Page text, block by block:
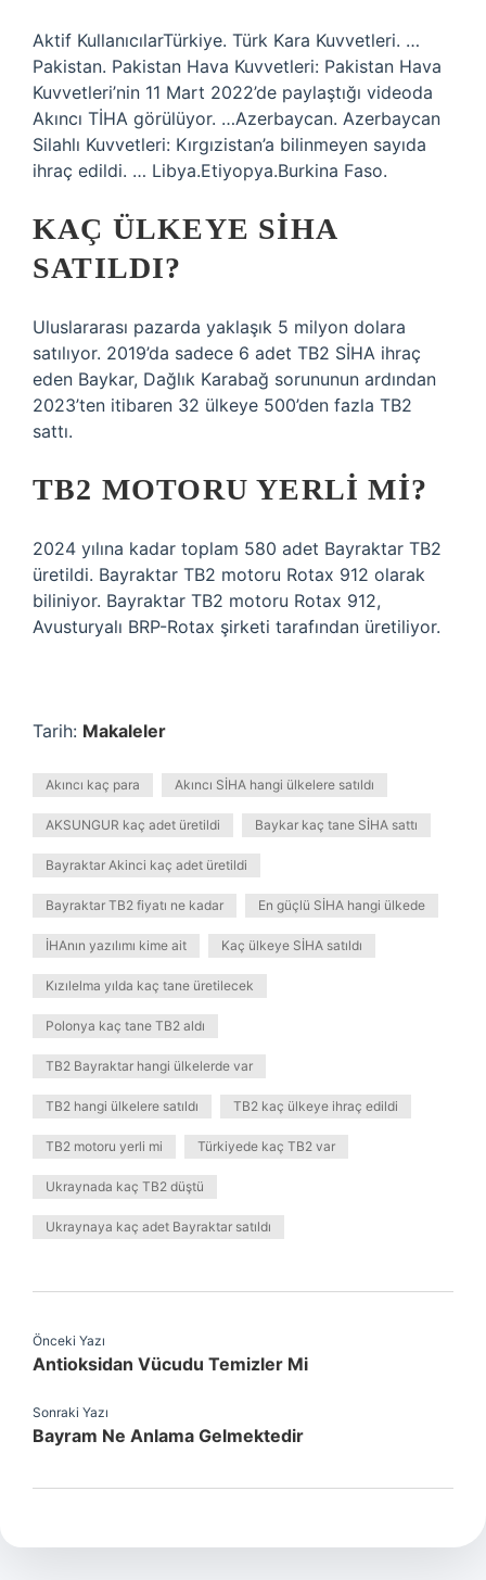
Aktif KullanıcılarTürkiye. Türk Kara Kuvvetleri. …
Pakistan. Pakistan Hava Kuvvetleri: Pakistan Hava
Kuvvetleri’nin 11 Mart 2022’de paylaştığı videoda
Akıncı TİHA görülüyor. …Azerbaycan. Azerbaycan
Silahlı Kuvvetleri: Kırgızistan’a bilinmeyen sayıda
ihraç edildi. … Libya.Etiyopya.Burkina Faso.
KAÇ ÜLKEYE SİHA
SATILDI?
Uluslararası pazarda yaklaşık 5 milyon dolara
satılıyor. 2019’da sadece 6 adet TB2 SİHA ihraç
eden Baykar, Dağlık Karabağ sorununun ardından
2023’ten itibaren 32 ülkeye 500’den fazla TB2
sattı.
TB2 MOTORU YERLI MI?
2024 yılına kadar toplam 580 adet Bayraktar TB2
üretildi. Bayraktar TB2 motoru Rotax 912 olarak
biliniyor. Bayraktar TB2 motoru Rotax 912,
Avusturyalı BRP-Rotax şirketi tarafından üretiliyor.
Tarih: Makaleler
Akıncı kaç para Akıncı SİHA hangi ülkelere satıldı
AKSUNGUR kaç adet üretildi Baykar kaç tane SİHA sattı
Bayraktar Akinci kaç adet üretildi
Bayraktar TB2 fiyatı ne kadar En güçlü SİHA hangi ülkede
İHAnın yazılımı kime ait Kaç ülkeye SİHA satıldı
Kızılelma yılda kaç tane üretilecek
Polonya kaç tane TB2 aldı
TB2 Bayraktar hangi ülkelerde var
TB2 hangi ülkelere satıldı TB2 kaç ülkeye ihraç edildi
TB2 motoru yerli mi Türkiyede kaç TB2 var
Ukraynada kaç TB2 düştü
Ukraynaya kaç adet Bayraktar satıldı
Önceki Yazı
Antioksidan Vücudu Temizler Mi
Sonraki Yazı
Bayram Ne Anlama Gelmektedir